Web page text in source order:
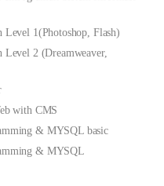
Level 1(Photoshop, Flash)
Level 2 (Dreamweaver,
with CMS
& MYSQL basic
& MYSQL